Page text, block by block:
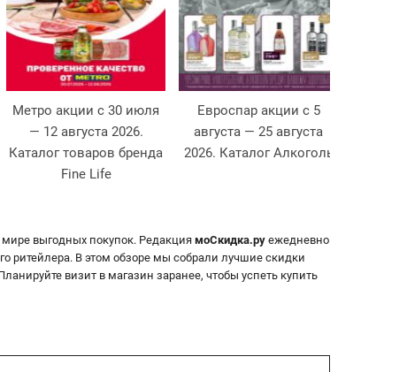
Метро акции с 30 июля
— 12 августа 2026.
Каталог товаров бренда
Fine Life
Евроспар акции с 5
августа — 25 августа
2026. Каталог Алкоголь
выгодных покупок. Редакция моСкидка.ру ежедневно
ритейлера. В этом обзоре мы собрали лучшие скидки
визит в магазин заранее, чтобы успеть купить